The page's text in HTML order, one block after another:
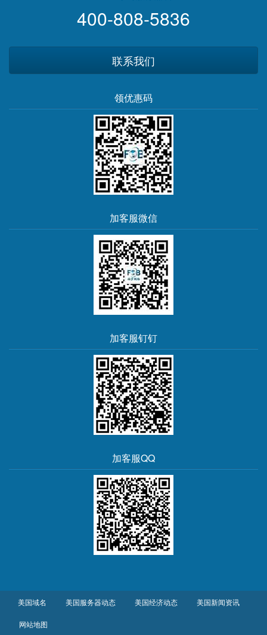
400-808-5836
联系我们
领优惠码
加客服微信
加客服钉钉
加客服QQ
美国域名 美国服务器动态 美国经济动态 美国新闻资讯
网站地图